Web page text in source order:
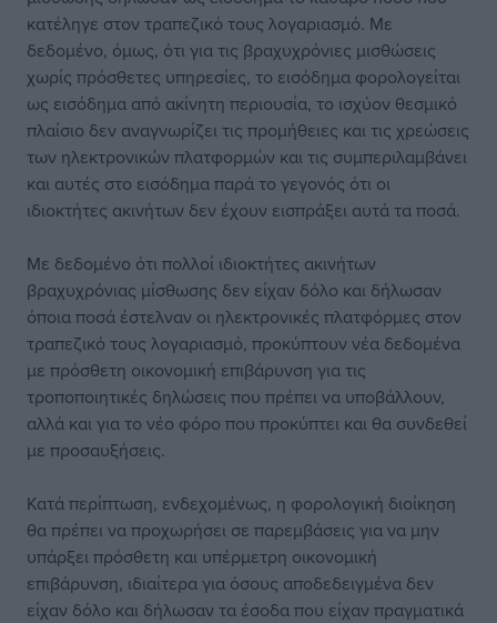
κατέληγε στον τραπεζικό τους λογαριασμό. Με
δεδομένο, όμως, ότι για τις βραχυχρόνιες μισθώσεις
χωρίς πρόσθετες υπηρεσίες, το εισόδημα φορολογείται
ως εισόδημα από ακίνητη περιουσία, το ισχύον θεσμικό
πλαίσιο δεν αναγνωρίζει τις προμήθειες και τις χρεώσεις
των ηλεκτρονικών πλατφορμών και τις συμπεριλαμβάνει
και αυτές στο εισόδημα παρά το γεγονός ότι οι
ιδιοκτήτες ακινήτων δεν έχουν εισπράξει αυτά τα ποσά.
Με δεδομένο ότι πολλοί ιδιοκτήτες ακινήτων
βραχυχρόνιας μίσθωσης δεν είχαν δόλο και δήλωσαν
όποια ποσά έστελναν οι ηλεκτρονικές πλατφόρμες στον
τραπεζικό τους λογαριασμό, προκύπτουν νέα δεδομένα
με πρόσθετη οικονομική επιβάρυνση για τις
τροποποιητικές δηλώσεις που πρέπει να υποβάλλουν,
αλλά και για το νέο φόρο που προκύπτει και θα συνδεθεί
με προσαυξήσεις.
Κατά περίπτωση, ενδεχομένως, η φορολογική διοίκηση
θα πρέπει να προχωρήσει σε παρεμβάσεις για να μην
υπάρξει πρόσθετη και υπέρμετρη οικονομική
επιβάρυνση, ιδιαίτερα για όσους αποδεδειγμένα δεν
είχαν δόλο και δήλωσαν τα έσοδα που είχαν πραγματικά